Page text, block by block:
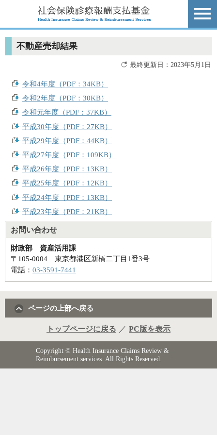
不動産売却結果
最終更新日：2023年5月1日
令和4年度（PDF：34KB）
令和2年度（PDF：30KB）
令和元年度（PDF：37KB）
平成30年度（PDF：27KB）
平成29年度（PDF：44KB）
平成27年度（PDF：109KB）
平成26年度（PDF：13KB）
平成25年度（PDF：12KB）
平成24年度（PDF：13KB）
平成23年度（PDF：21KB）
お問い合わせ
財政部 資産活用課
〒105-0004 東京都港区新橋二丁目1番3号
電話： 03-3591-7441
ページの上部へ戻る
トップページに戻る ／ PC版を表示
Copyright © Health Insurance Claims Review &
Reimbursement services. All Rights Reserved.